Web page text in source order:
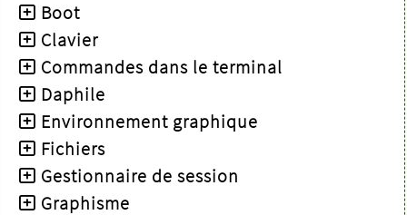
Boot
Clavier
Commandes dans le terminal
Daphile
Environnement graphique
Fichiers
Gestionnaire de session
Graphisme